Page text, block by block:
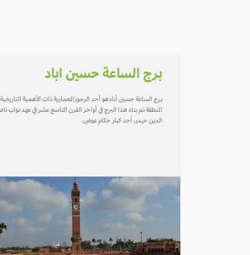
برج الساعة حسين اباد
برج الساعة حسين أبادهو أحد الرموزالمعمارية ذات الأهمية
المنطقة تم بناء هذا البرج في أواخر القرن التاسع عشر في عهد نواب
الدين حيدر، أحد كبار حكام عوض.